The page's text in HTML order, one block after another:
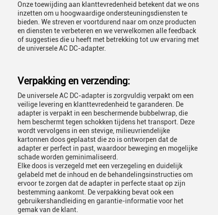
Onze toewijding aan klanttevredenheid betekent dat we ons
inzetten om u hoogwaardige ondersteuningsdiensten te
bieden. We streven er voortdurend naar om onze producten
en diensten te verbeteren en we verwelkomen alle feedback
of suggesties die u heeft met betrekking tot uw ervaring met
de universele AC DC-adapter.
Verpakking en verzending:
De universele AC DC-adapter is zorgvuldig verpakt om een ​​
veilige levering en klanttevredenheid te garanderen. De
adapter is verpakt in een beschermende bubbelwrap, die
hem beschermt tegen schokken tijdens het transport. Deze
wordt vervolgens in een stevige, milieuvriendelijke
kartonnen doos geplaatst die zo is ontworpen dat de
adapter er perfect in past, waardoor beweging en mogelijke
schade worden geminimaliseerd.
Elke doos is verzegeld met een verzegeling en duidelijk
gelabeld met de inhoud en de behandelingsinstructies om
ervoor te zorgen dat de adapter in perfecte staat op zijn
bestemming aankomt. De verpakking bevat ook een
gebruikershandleiding en garantie-informatie voor het
gemak van de klant.